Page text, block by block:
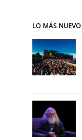
LO MÁS NUEVO